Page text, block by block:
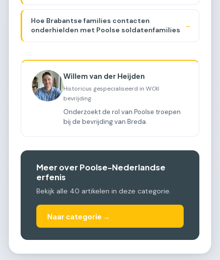
Hoe Brabantse families contacten
onderhielden met Poolse soldatenfamilies
→
Willem van der Heijden
Historicus gespecialiseerd in WOII
bevrijding
Onderzoekt de rol van Poolse troepen
bij de bevrijding van Breda.
Meer over Poolse-Nederlandse
erfenis
Bekijk alle 40 artikelen in deze categorie.
Naar categorie →